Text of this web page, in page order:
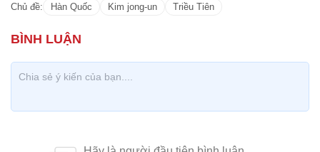
Chủ đề: Hàn Quốc Kim jong-un Triều Tiên